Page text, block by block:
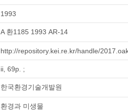
1993
A 환1185 1993 AR-14
http://repository.kei.re.kr/handle/
ii, 69p. ;
한국환경기술개발원
환경과 미생물